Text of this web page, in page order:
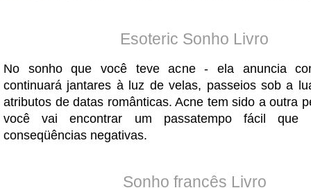
Esoteric Sonho Livro
No sonho que você teve acne - ela anuncia
continuará jantares à luz de velas, passeios sob a
atributos de datas românticas. Acne tem sido a outra
você vai encontrar um passatempo fácil
conseqüências negativas.
Sonho francês Livro